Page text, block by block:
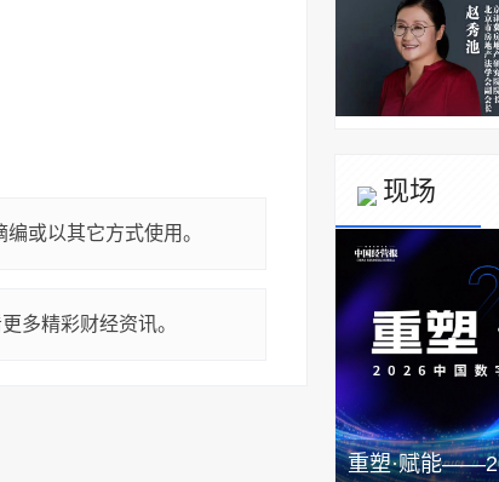
或以其它方式使用。
多精彩财经资讯。
现场
重塑·赋能